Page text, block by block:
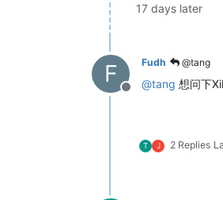
17 days later
F
Offline
Fudh @tang
@tang 想问下
T J 2 Replies